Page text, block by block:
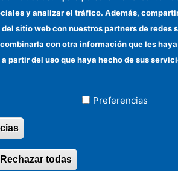
y analizar el tráfico. Además,
del sitio web con nuestros partners de redes
con otra información que les
partir del uso que haya hecho de sus
Preferencias
Rechazar todas